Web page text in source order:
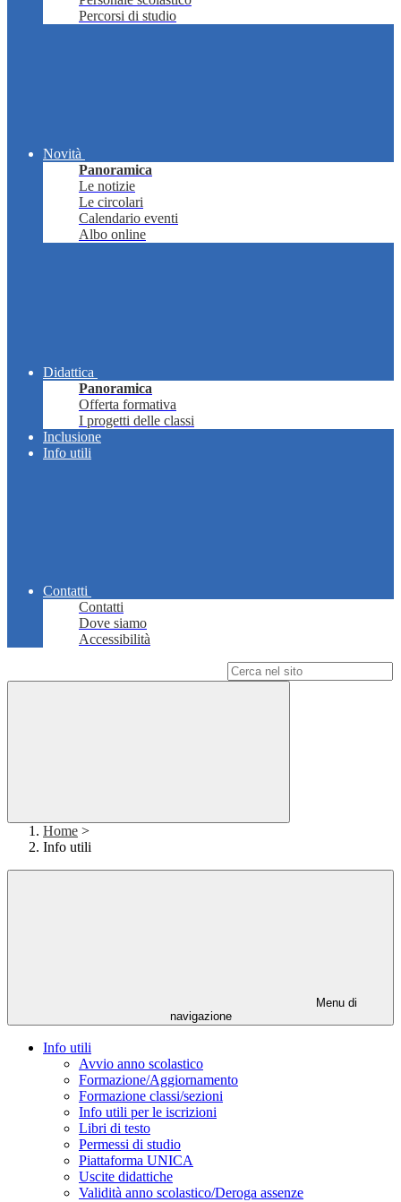
Percorsi di studio
Novità
Panoramica
Le notizie
Le circolari
Calendario eventi
Albo online
Didattica
Panoramica
Offerta formativa
I progetti delle classi
Inclusione
Info utili
Contatti
Contatti
Dove siamo
Accessibilità
Home >
Info utili
Menu di
navigazione
Info utili
Avvio anno scolastico
Formazione/Aggiornamento
Formazione classi/sezioni
Info utili per le iscrizioni
Libri di testo
Permessi di studio
Piattaforma UNICA
Uscite didattiche
Validità anno scolastico/Deroga assenze